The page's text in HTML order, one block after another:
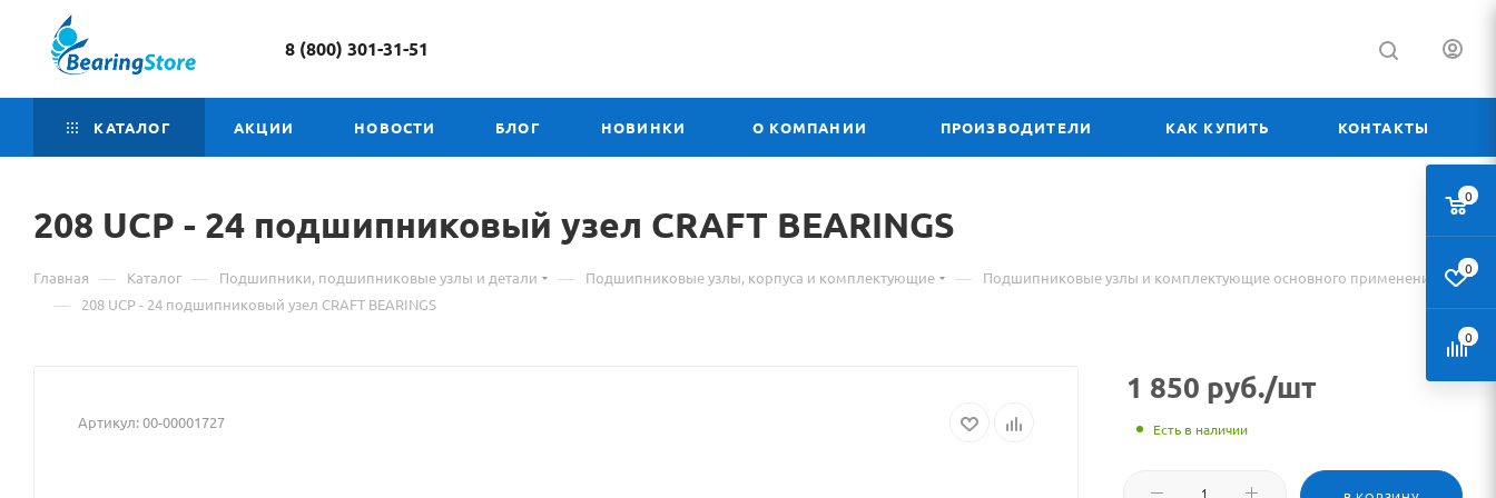
8 (800) 301-31-51
КАТАЛОГ АКЦИИ НОВОСТИ БЛОГ НОВИНКИ О КОМПАНИИ ПРОИЗВОДИТЕЛИ КАК КУПИТЬ КОНТАКТЫ
208 UCP - 24 подшипниковый Материал
о
узел CRAFT BEARINGS
Главная — Каталог — Подшипники, подшипниковые узлы и детали — Подшипниковые узлы, корпуса и комплектующие — Подшипниковые узлы и комплектующие основного применения
— 208 UCP - 24 подшипниковый узел CRAFT BEARINGS
Артикул:00-00001727
1 850 руб./шт
Есть в наличии
0
0
0